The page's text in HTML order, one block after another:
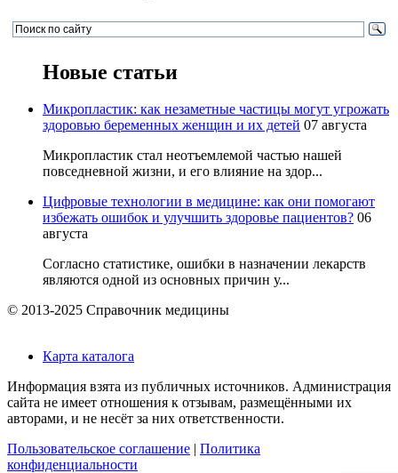
Новые статьи
Микропластик: как незаметные частицы могут угрожать
здоровью беременных женщин и их детей 07 августа
Микропластик стал неотъемлемой частью нашей
повседневной жизни, и его влияние на здор...
Цифровые технологии в медицине: как они помогают
избежать ошибок и улучшить здоровье пациентов? 06
августа
Согласно статистике, ошибки в назначении лекарств
являются одной из основных причин у...
© 2013-2025 Справочник медицины
Карта каталога
Информация взята из публичных источников. Администрация
сайта не имеет отношения к отзывам, размещёнными их
авторами, и не несёт за них ответственности.
Пользовательское соглашение
Политика
конфиденциальности